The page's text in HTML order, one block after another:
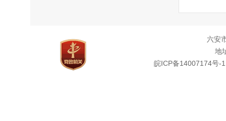
六安
地
皖ICP备14007174号-1